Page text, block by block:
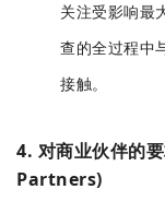
关注受影响最
查的全过程中
接触。
4. 对商业伙伴的
Partners)